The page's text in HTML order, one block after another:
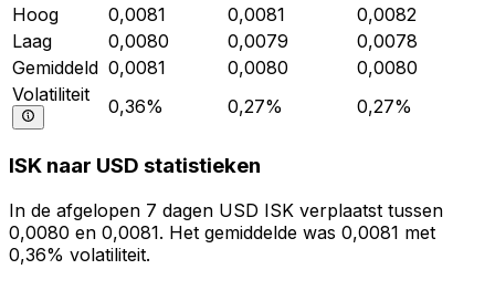
Hoog
0,0081 0,0081
0,0082
Laag
0,0080 0,0079
0,0078
Gemiddeld 0,0081 0,0080
0,0080
Volatiliteit
0,36% 0,27% 0,27%
ISK naar USD statistieken
In de afgelopen 7 dagen USD ISK verplaatst tussen
0,0080 en 0,0081. Het gemiddelde was 0,0081 met
0,36% volatiliteit.